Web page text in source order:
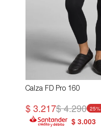
Calza FD Pro 160
$3.217$4.290 25
$ 3.003